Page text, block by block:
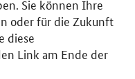
Sie können Ihre
oder für die Zukunft
diese
Link am Ende der